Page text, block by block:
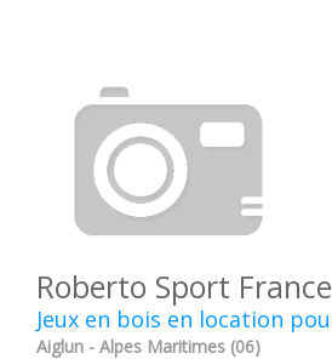
Roberto Sport France
Jeux en bois en location
Aiglun - Alpes Maritimes (06)